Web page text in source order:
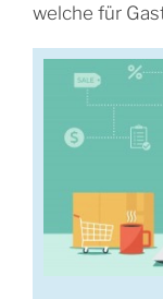
welche für